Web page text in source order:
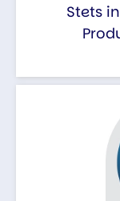
Stets